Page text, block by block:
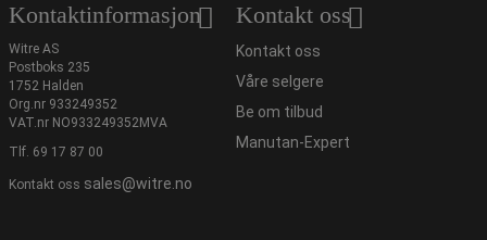
Kontaktinformasjon
Witre AS
Postboks 235
1752 Halden
Org.nr 933249352
VAT.nr NO933249352MVA
Tlf. 69 17 87 00
Kontakt oss sales@witre.no
Kontakt oss
Kontakt oss
Våre selgere
Be om tilbud
Manutan-Expert